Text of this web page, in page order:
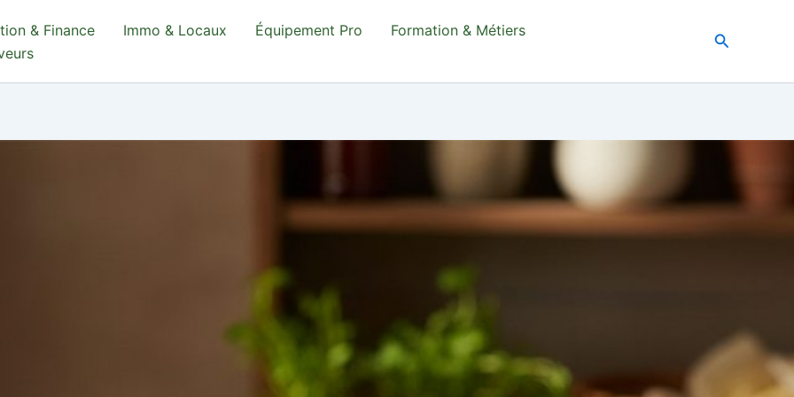
& Finance Immo & Locaux Équipement Pro
Formation & Métiers